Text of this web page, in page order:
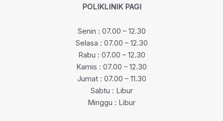
POLIKLINIK PAGI
Senin : 07.00 – 12.30
Selasa : 07.00 – 12.30
Rabu : 07.00 – 12.30
Kamis : 07.00 – 12.30
Jumat : 07.00 – 11.30
Sabtu : Libur
Minggu : Libur